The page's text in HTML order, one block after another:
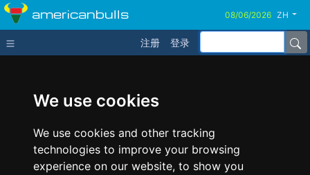
We use cookies
We use cookies and other tracking
technologies to improve your browsing
experience on our website, to show you
americanbulls ZH
注册 登录